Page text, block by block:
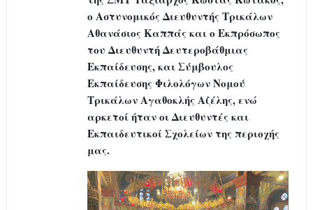
ο Αστυνομικός Διευθυντής Τρικάλων
Αθανάσιος Καππάς και ο Εκπρόσωπος
του Διευθυντή Δευτεροβάθμιας
Εκπαίδευσης, και Σύμβουλος
Εκπαίδευσης Φιλολόγων Νομού
Τρικάλων Αγαθοκλής Αζέλης, ενώ
αρκετοί ήταν οι Διευθυντές και
Εκπαιδευτικοί Σχολείων της περιοχής
μας.